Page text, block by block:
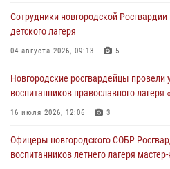
разрешительной работы Росгвардии
линию»
30 июля 2026, 14:36 1
Новгородские росгвардейцы
лагеря «Волынь»
30 июля 2026, 08:40 5
Сотрудники новгородской Росгвардии
детского лагеря
04 августа 2026, 09:13 5
Новгородские росгвардейцы провели
воспитанников православного лагеря
16 июля 2026, 12:06 3
Офицеры новгородского СОБР
воспитанников летнего лагеря